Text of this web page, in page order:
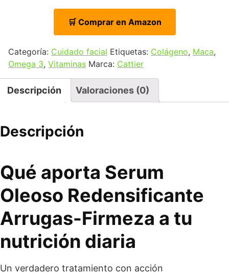
🛒 Comprar en Amazon
Categoría: Cuidado facial Etiquetas: Colágeno, Maca,
Omega 3, Vitaminas Marca: Cattier
Descripción Valoraciones (0)
Descripción
Qué aporta Serum
Oleoso Redensificante
Arrugas-Firmeza a tu
nutrición diaria
Un verdadero tratamiento con acción